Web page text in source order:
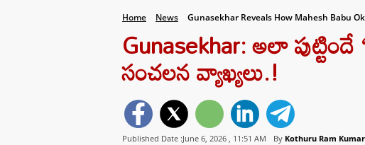
Home News Gunasekhar Reveals How Mahesh Babu
Gunasekhar: అలా పుట్టిందే
సంచలన వ్యాఖ్యలు.!
Published Date :June 6, 2026 , 11:51 AM By Kothuru Ram Kumar